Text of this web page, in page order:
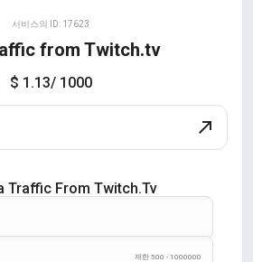
서비스의 ID: 17623
from Twitch.tv
$ 1.13/ 1000
Traffic From Twitch.tv
제한 500 - 1000000